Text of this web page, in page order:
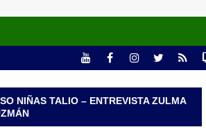
NIÑAS TALIO – ENTREVISTA ZULMA